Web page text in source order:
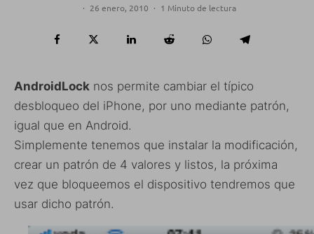
· 26 enero, 2010 · 1 Minuto de lectura
AndroidLock nos permite cambiar el típico
desbloqueo del iPhone, por uno mediante patrón,
igual que en Android.
Simplemente tenemos que instalar la modificación,
crear un patrón de 4 valores y listos, la próxima
vez que bloqueemos el dispositivo tendremos que
usar dicho patrón.